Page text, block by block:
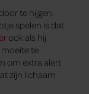
te hijgen.
spelen is dat
ook als hij
moeite te
om extra alert
zijn lichaam